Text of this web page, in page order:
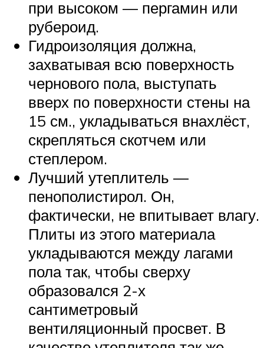
при высоком — пергамин или
рубероид.
Гидроизоляция должна,
захватывая всю поверхность
чернового пола, выступать
вверх по поверхности стены на
15 см., укладываться внахлёст,
скрепляться скотчем или
степлером.
Лучший утеплитель —
пенополистирол. Он,
фактически, не впитывает влагу.
Плиты из этого материала
укладываются между лагами
пола так, чтобы сверху
образовался 2-х
сантиметровый
вентиляционный просвет. В